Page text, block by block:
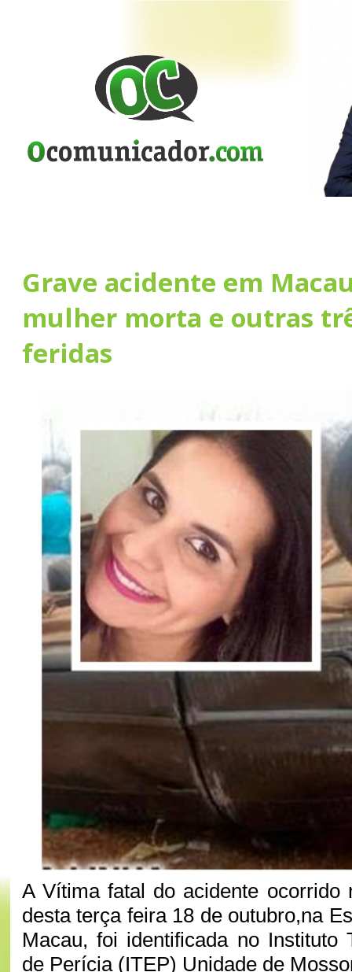
Grave acidente em
mulher morta e outras
feridas
A Vítima fatal do acidente ocorrido
desta terça feira 18 de outubro,na
Macau, foi identificada no Instituto
de Perícia (ITEP) Unidade de